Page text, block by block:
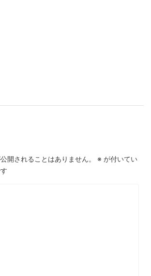
開されることはありません。 ※ が付いてい